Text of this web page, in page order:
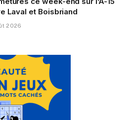
Laval et Boisbriand
2026